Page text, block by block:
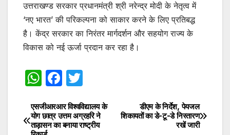
उत्तराखण्ड सरकार प्रधानमंत्री श्री नरेन्द्र मोदी के नेतृत्व में
‘नए भारत’ की परिकल्पना को साकार करने के लिए प्रतिबद्ध
है। केंद्र सरकार का निरंतर मार्गदर्शन और सहयोग राज्य के
विकास को नई ऊर्जा प्रदान कर रहा है।
W
at
s
F
c
e
itt
er
Post
डीएम के निर्देश, पेयजल
शिकायतों का डे-टू-डे निस्तारण
रखें जारी
एसजीआरआर विश्वविद्यालय के
योग छात्र उत्तम अग्रहरि ने
ताड़ासन का बनाया राष्ट्रीय